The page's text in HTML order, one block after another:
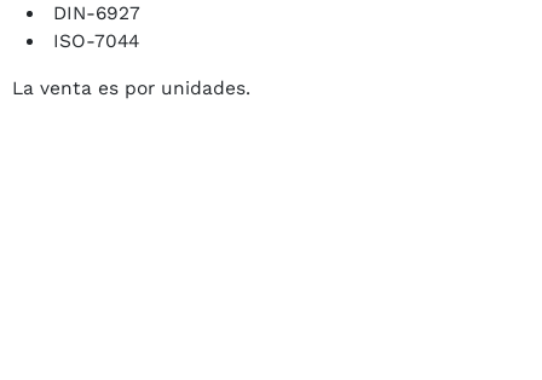
DIN-6927
ISO-7044
La venta es por unidades.